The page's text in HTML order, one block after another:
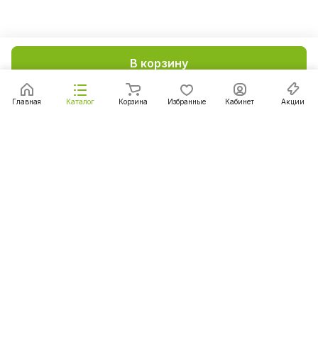
В корзину
Главная Каталог Корзина Избранные Кабинет Акции